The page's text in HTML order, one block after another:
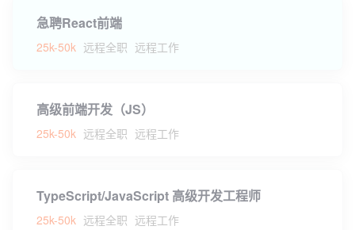
急聘React前端
25k-50k 远程全职 远程工作
高级前端开发（JS）
25k-50k 远程全职 远程工作
TypeScript/JavaScript 高级开发工程师
25k-50k 远程全职 远程工作